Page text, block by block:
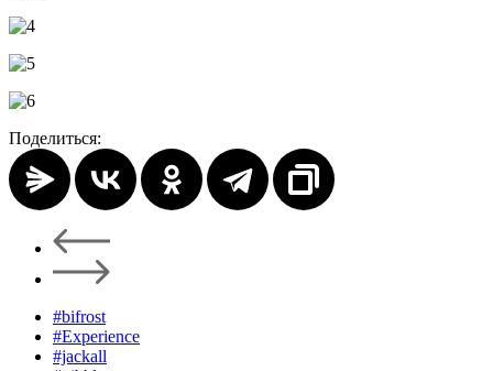
Поделиться:
#bifrost
#Experience
#jackall